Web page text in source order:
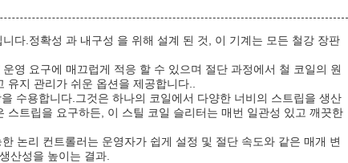
다.정확성 과 내구성 을 위해 설계 된 것, 이 기계는 모든 철강 장판
영 요구에 매끄럽게 적응 할 수 있으며 절단 과정에서 철 코일의 원
지 관리가 쉬운 옵션을 제공합니다..
수용합니다.그것은 하나의 코일에서 다양한 너비의 스트립을 생산
트립을 요구하든, 이 스틸 코일 슬리터는 매번 일관성 있고 깨끗한
논리 컨트롤러는 운영자가 쉽게 설정 및 절단 속도와 같은 매개 변
산성을 높이는 결과.